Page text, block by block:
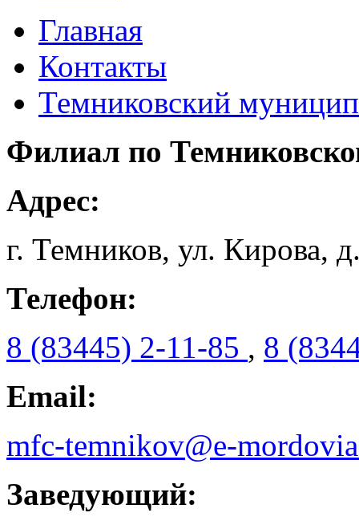
Главная
Контакты
Темниковский
Филиал по
Адрес:
г. Темников, ул. Кирова,
Телефон:
8 (83445) 2-11-85 , 8
Email:
mfc-temnikov@e-
Заведующий: